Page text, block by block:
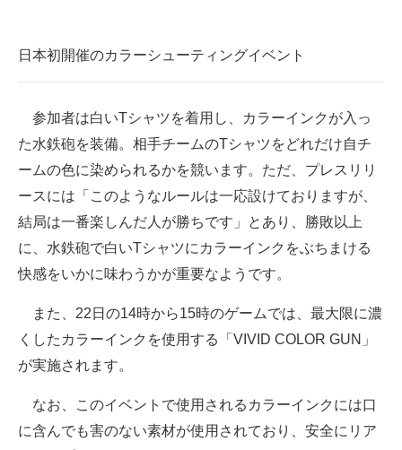
マーケ×ITの今がよく分かる
ITエンジニア向け専門サイト
企業向けIT製品の総合サイト
IT製品の技術・比較・事例
製造業のIT導入・活用を支援
モノづくり技術者専門サイト
エレクトロニクス専門サイト
電子設計の基本と応用
ちょっと気になるネットの話題
日本初開催のカラーシューティングイベント
参加者は白いTシャツを着用し、カラーインクが入っ
た水鉄砲を装備。相手チームのTシャツをどれだけ自チ
ームの色に染められるかを競います。ただ、プレスリリ
ースには「このようなルールは一応設けておりますが、
結局は一番楽しんだ人が勝ちです」とあり、勝敗以上
に、水鉄砲で白いTシャツにカラーインクをぶちまける
快感をいかに味わうかが重要なようです。
また、22日の14時から15時のゲームでは、最大限に濃
くしたカラーインクを使用する「VIVID COLOR GUN」
が実施されます。
なお、このイベントで使用されるカラーインクには口
に含んでも害のない素材が使用されており、安全にリア